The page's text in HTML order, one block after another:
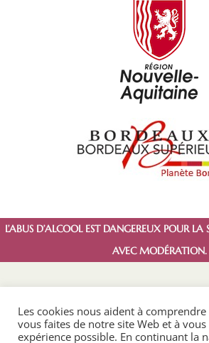
L’ABUS D’ALCOOL EST DANGEREUX POUR
AVEC MODÉRATION.
Les cookies nous aident à
vous faites de notre site Web et à
expérience possible. En continuant la